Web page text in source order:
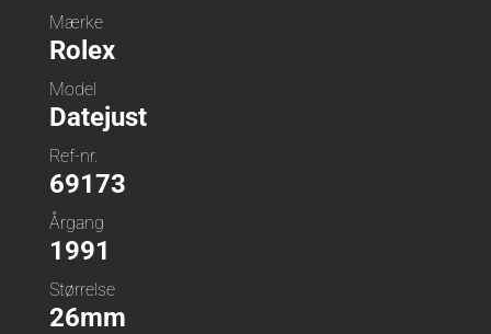
Mærke
Rolex
Model
Datejust
Ref-nr.
69173
Årgang
1991
Størrelse
26mm